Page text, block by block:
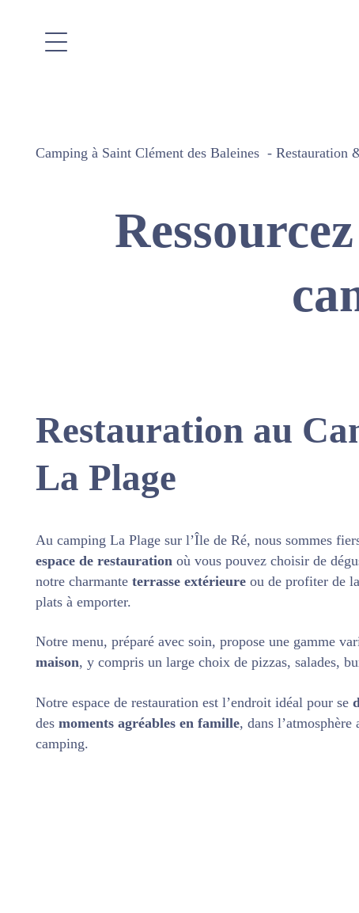
Camping à Saint Clément des Baleines Restauration
Restauration au
La Plage
Au camping La Plage sur l’Île de Ré, nous sommes
espace de restauration où vous pouvez choisir de
notre charmante terrasse extérieure ou de profiter de
plats à emporter.
Notre menu, préparé avec soin, propose une gamme
maison, y compris un large choix de pizzas, salades,
Notre espace de restauration est l’endroit idéal pour se
des moments agréables en famille, dans
camping.